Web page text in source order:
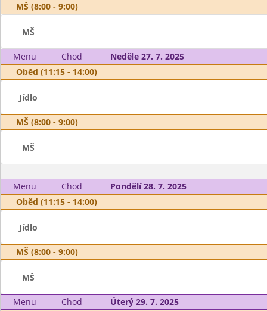
MŠ (8:00 - 9:00)
MŠ
Menu Chod
Neděle 27. 7. 2025
Oběd (11:15 - 14:00)
Jídlo
MŠ (8:00 - 9:00)
MŠ
Menu Chod
Pondělí 28. 7. 2025
Oběd (11:15 - 14:00)
Jídlo
MŠ (8:00 - 9:00)
MŠ
Menu Chod
Úterý 29. 7. 2025